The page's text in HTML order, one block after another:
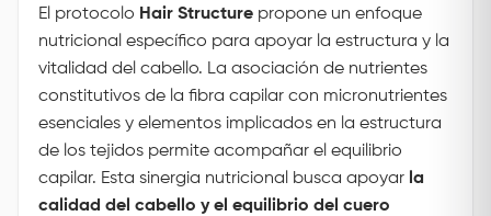
El protocolo Hair Structure propone un enfoque
nutricional específico para apoyar la estructura y la
vitalidad del cabello. La asociación de nutrientes
constitutivos de la fibra capilar con micronutrientes
esenciales y elementos implicados en la estructura
de los tejidos permite acompañar el equilibrio
capilar. Esta sinergia nutricional busca apoyar la
calidad del cabello y el equilibrio del cuero